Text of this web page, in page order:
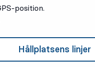
position.
Hållplatsens linjer